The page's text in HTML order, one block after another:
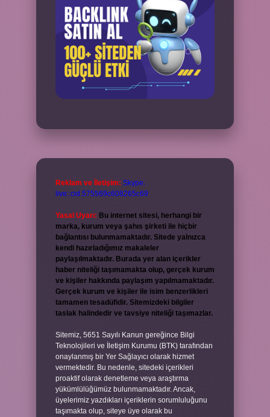
Reklam ve İletişim: Skype:
live:.cid.575569c608265c69
Yasal Uyarı: Bu internet sitesi, herhangi bir
marka, kurum veya şahıs şirketi ile hiçbir
bağlantısı bulunmamaktadır. Sitede yalnızca
kendi hazırladığımız makaleler
paylaşılmaktadır. Burada yer alan içerikler
haber niteliği taşımamakta olup, gerçek kurum
ve kişiler hakkında paylaşım yapılmamaktadır.
Gerçek kurum ve kişiler ile isim benzerlikleri
tamamen tesadüfidir. Sitemizdeki bilgiler
taslak halindedir ve tavsiye niteliği taşımazlar.
Sitemiz, 5651 Sayılı Kanun gereğince Bilgi
Teknolojileri ve İletişim Kurumu (BTK) tarafından
onaylanmış bir Yer Sağlayıcı olarak hizmet
vermektedir. Bu nedenle, sitedeki içerikleri
proaktif olarak denetleme veya araştırma
yükümlülüğümüz bulunmamaktadır. Ancak,
üyelerimiz yazdıkları içeriklerin sorumluluğunu
taşımakta olup, siteye üye olarak bu